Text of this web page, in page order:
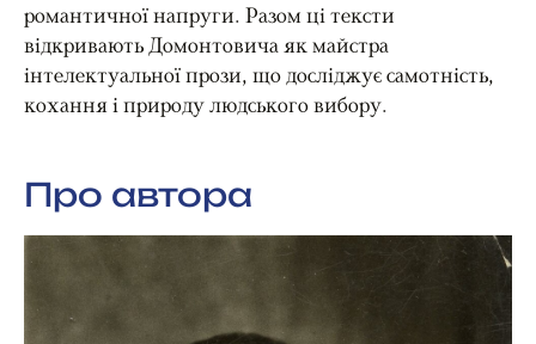
романтичної напруги. Разом ці тексти
відкривають Домонтовича як майстра
інтелектуальної прози, що досліджує самотність,
кохання і природу людського вибору.
Про автора